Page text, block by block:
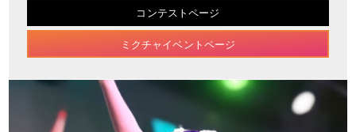
コンテストページ
ミクチャイベントページ